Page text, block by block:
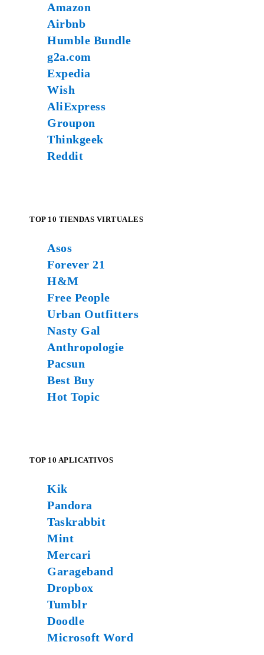
Amazon
Airbnb
Humble Bundle
g2a.com
Expedia
Wish
AliExpress
Groupon
Thinkgeek
Reddit
TOP 10 TIENDAS VIRTUALES
Asos
Forever 21
H&M
Free People
Urban Outfitters
Nasty Gal
Anthropologie
Pacsun
Best Buy
Hot Topic
TOP 10 APLICATIVOS
Kik
Pandora
Taskrabbit
Mint
Mercari
Garageband
Dropbox
Tumblr
Doodle
Microsoft Word